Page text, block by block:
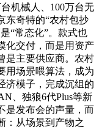
机械人、100万台无
东奇特的“农村包抄
“常态化”。款式也
化交付，而是用资产
是主要供应商。农村
用场景喂算法，成为
济模子，完成沉组的
、独狼6代Plus等新
是发布会的声量，而
：从场景到产物之